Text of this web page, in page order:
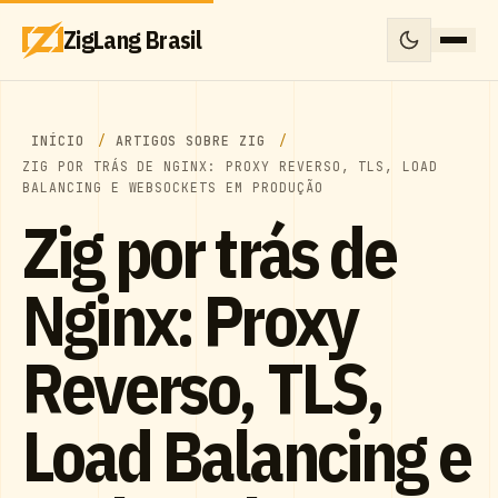
ZigLang Brasil
INÍCIO
ARTIGOS SOBRE ZIG
ZIG POR TRÁS DE NGINX: PROXY REVERSO, TLS, LOAD
BALANCING E WEBSOCKETS EM PRODUÇÃO
Zig por trás de
Nginx: Proxy
Reverso, TLS,
Load Balancing e